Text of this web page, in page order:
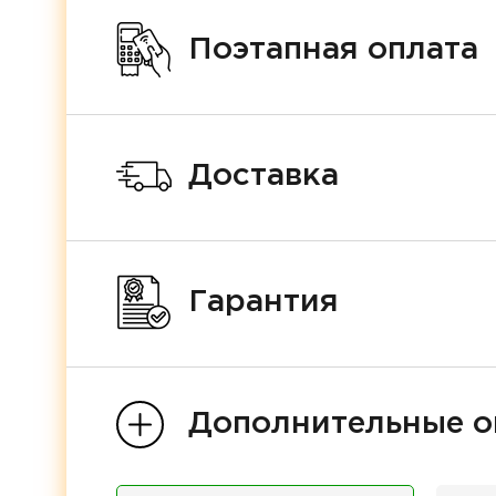
Поэтапная оплата
Доставка
Гарантия
Дополнительные